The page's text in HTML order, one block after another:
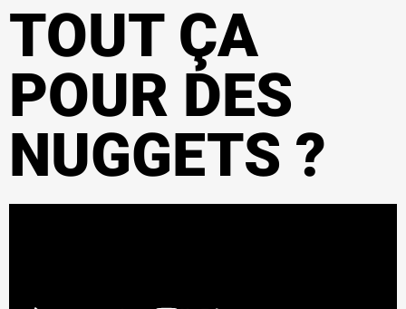
TOUT ÇA
POUR DES
NUGGETS ?